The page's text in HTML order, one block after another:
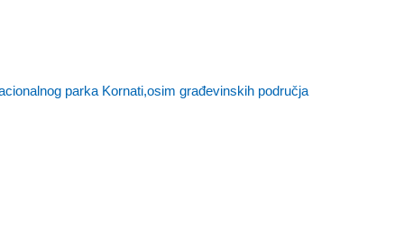
parka Kornati,osim građevinskih područja